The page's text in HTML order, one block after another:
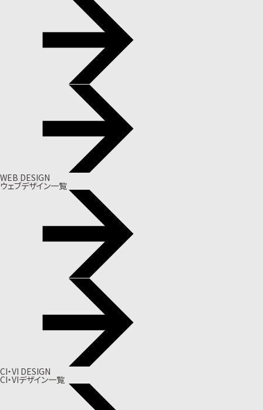
WEB DESIGN
ウェブデザイン一覧
CI・VI DESIGN
CI・VIデザイン一覧